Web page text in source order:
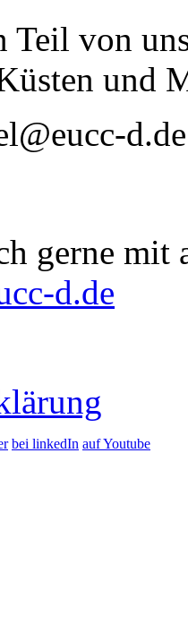
Teil von
und
d.de
gerne mit
d.de
bei linkedIn auf Youtube